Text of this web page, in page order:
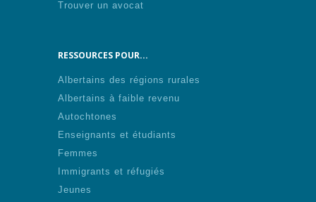
Trouver un avocat
RESSOURCES POUR...
Albertains des régions rurales
Albertains à faible revenu
Autochtones
Enseignants et étudiants
Femmes
Immigrants et réfugiés
Jeunes